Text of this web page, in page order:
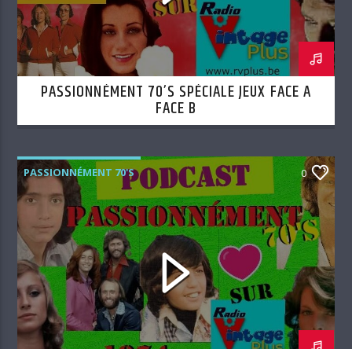
PASSIONNÉMENT 70’S SPÉCIALE JEUX FACE A
FACE B
PASSIONNÉMENT 70'S 0